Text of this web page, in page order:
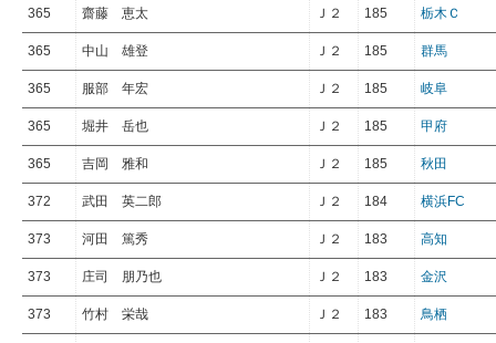
365 齋藤 恵太 Ｊ２ 185 栃木Ｃ
365 中山 雄登 Ｊ２ 185 群馬
365 服部 年宏 Ｊ２ 185 岐阜
365 堀井 岳也 Ｊ２ 185 甲府
365 吉岡 雅和 Ｊ２ 185 秋田
372 武田 英二郎 Ｊ２ 184 横浜FC
373 河田 篤秀 Ｊ２ 183 高知
373 庄司 朋乃也 Ｊ２ 183 金沢
373 竹村 栄哉 Ｊ２ 183 鳥栖